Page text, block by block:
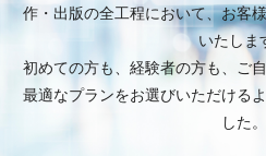
作・出版の全工程において、お客
いたしま
初めての方も、経験者の方も、ご
最適なプランをお選びいただける
した。